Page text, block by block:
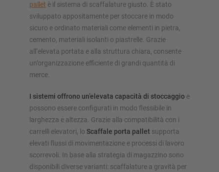
pallet è il sistema di scaffalature giusto. È stato
sviluppato appositamente per stoccare in modo
sicuro e ordinato materiali come elementi in pietra,
cemento, materiali isolanti o piastrelle. Grazie
all’elevata portata e alla struttura chiara, consente
un’organizzazione efficiente di grandi quantità di
merce.
I sistemi offrono un’elevata capacità di stoccaggio e
possono essere configurati in modo flessibile in
larghezza e altezza. Grazie alla compatibilità con i
carrelli elevatori, lo Scaffale porta pallet supporta
elevati flussi di movimentazione e processi di lavoro
scorrevoli. In base alla strategia di magazzino sono
disponibili diverse varianti: scaffalature a gravità per